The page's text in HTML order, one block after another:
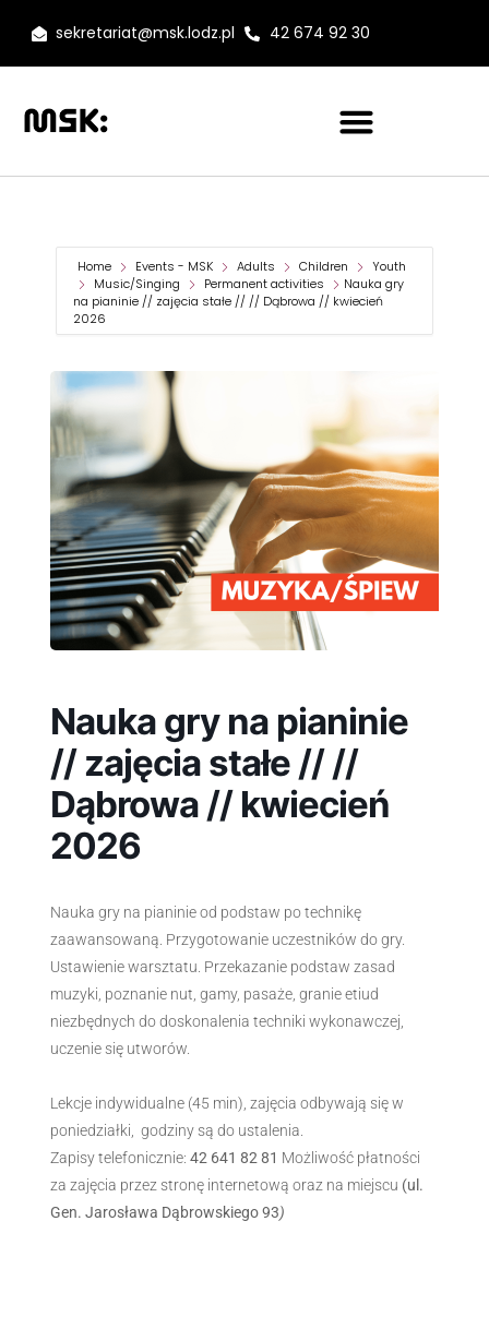
sekretariat@msk.lodz.pl 42 674 92 30
Home Events - MSK Adults Children
Youth
Music/Singing
Permanent activities
Nauka gry
na pianinie // zajęcia stałe // // Dąbrowa // kwiecień
2026
Nauka gry na pianinie
// zajęcia stałe // //
Dąbrowa // kwiecień
2026
Nauka gry na pianinie od podstaw po technikę
zaawansowaną. Przygotowanie uczestników do gry.
Ustawienie warsztatu. Przekazanie podstaw zasad
muzyki, poznanie nut, gamy, pasaże, granie etiud
niezbędnych do doskonalenia techniki wykonawczej,
uczenie się utworów.
Lekcje indywidualne (45 min), zajęcia odbywają się w
poniedziałki, godziny są do ustalenia.
Zapisy telefonicznie: 42 641 82 81 Możliwość płatności
za zajęcia przez stronę internetową oraz na miejscu (ul.
Gen. Jarosława Dąbrowskiego 93)